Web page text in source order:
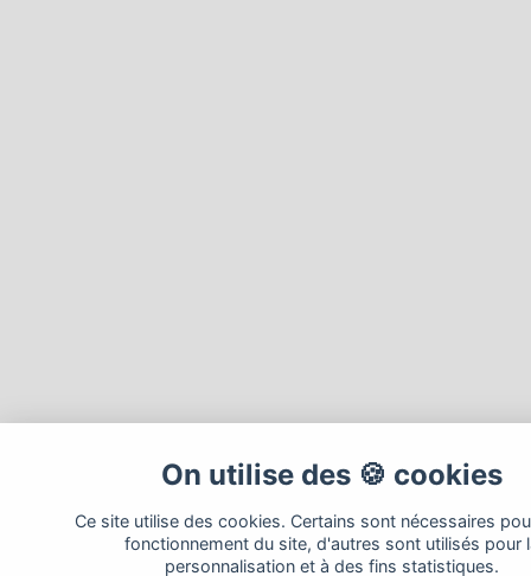
On utilise des 🍪 cookies
Ce site utilise des cookies. Certains sont nécessaires
fonctionnement du site, d'autres sont utilisés pour
personnalisation et à des fins statistiques.